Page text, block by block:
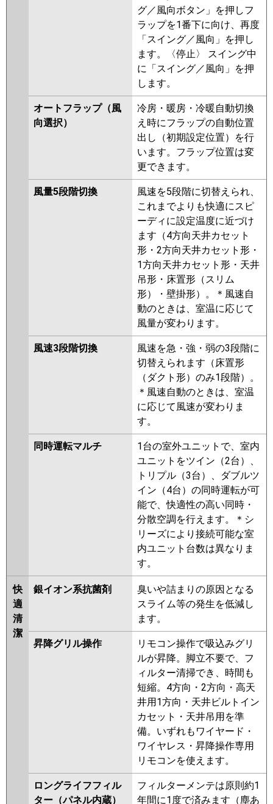
グ／風向ボタン」を押しフ
ラップを1番下に向け、再度
「スイング／風向」を押し
ます。〈停止〉 スイング中
に「スイング／風向」を押
します。
オートフラップ（風
向選択）
冷房・暖房・冷暖自動切換
え時にフラップの自動位置
出し（初期設定位置）を行
います。フラップ位置は変
更できます。
風量5段階切換
風速を5段階に切替えられ、
これまでよりも快適にスピ
ーディに設定温度に近づけ
ます（4方向天井カセット
形・2方向天井カセット形・
1方向天井カセット形・天井
吊形・床置形（スリム
形）・壁掛形）。＊風速自
動のときは、室温に応じて
風量が変わります。
風速3段階切換
風速を急・強・弱の3段階に
切替えられます（床置形
（ダクト形）のみ1段階）。
＊風速自動のときは、室温
に応じて風速が変わりま
す。
同時運転マルチ
1台の室外ユニットで、室内
ユニットをツイン（2台）、
トリプル（3台）、ダブルツ
イン（4台）の同時運転が可
能で、快適性の高い同時・
分散空調を行えます。＊シ
リーズにより接続可能な室
内ユニット台数は異なりま
す。
快
適
清
潔
銀イオン系抗菌剤
臭いや詰まりの原因となる
スライム等の発生を低減し
ます。
昇降グリル操作
リモコン操作で吸込みグリ
ルが昇降。脚立不要で、フ
ィルター清掃でき、時間も
短縮。4方向・2方向・高天
井用1方向・天井ビルトイン
カセット・天井吊用を準
備。いずれもワイヤード・
ワイヤレス・昇降操作専用
リモコンを使えます。
ロングライフフィル
ター（パネル内蔵）
フィルターメンテは原則約1
年間に1度で済みます（塵あ